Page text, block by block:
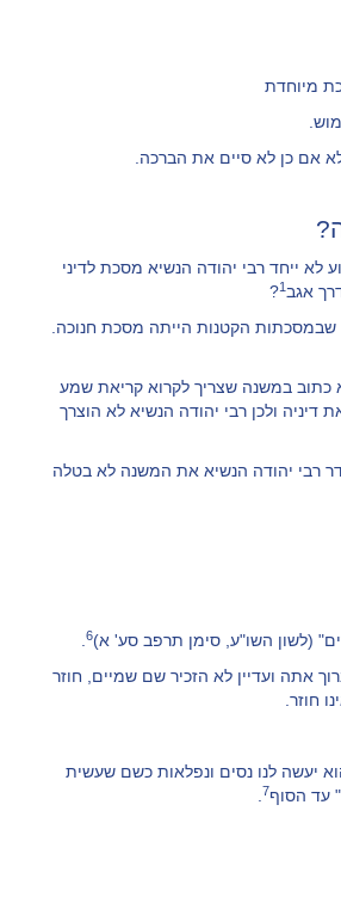
מיוחדת
אם כן לא סיים את הברכה.
ייחד רבי יהודה הנשיא מסכת לדיני
אגב1
?
הקטנות הייתה מסכת חנוכה.
כתוב במשנה שצריך לקרוא קריאת שמע
ולכן רבי יהודה הנשיא לא הוצרך
רבי יהודה הנשיא את המשנה לא בטלה
(לשון השו"ע, סימן תרפב סע' א)6
אתה ועדיין לא הזכיר שם שמיים, חוזר
חוזר.
יעשה לנו נסים ונפלאות כשם שעשית
עד הסוף7